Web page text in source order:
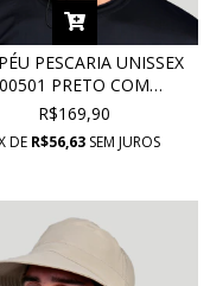
PESCARIA UNISSEX
00501 PRETO COM
PROTEÇÃO UV
R$169,90
DE R$56,63SEM JUROS